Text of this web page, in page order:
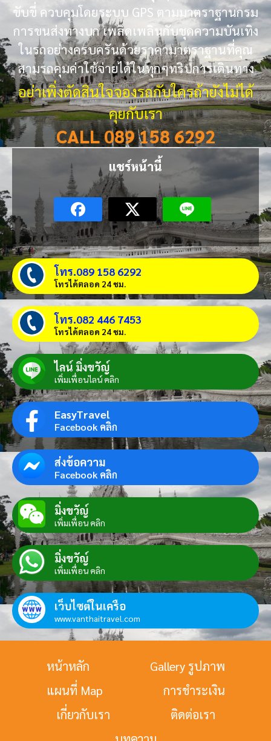
ขับขี่ ควบคุมโดยระบบ GPS ตามมาตราฐานกรม
การขนส่งทางบก เพลิดเพลินกับชุดความบันเทิง
ในรถอย่างครบครันด้วยราคามาตราฐานที่คุณ
สามรถคุมค่าใช้จ่ายได้ในทุกๆทริปการเดินทาง
อย่าเพิ่งตัดสินใจจองรถกับใครถ้ายังไม่ได้
คุยกับเรา
CALL 089 158 6292
แชร์หน้านี้
โทร.089 158 6292
โทรได้ตลอด 24 ชม.
โทร.082 446 7453
โทรได้ตลอด 24 ชม.
ไลน์ มิ่งขวัญ์
เพิ่มเพื่อนไลน์ คลิก
EasyTravel
Facebook คลิก
ส่งข้อความ
Facebook คลิก
มิ่งขวัญ์
เพิ่มเพื่อน คลิก
มิ่งขวัญ์
เพิ่มเพื่อน คลิก
เว็บไซต์ในเครือ
www.vanthaitravel.com
หน้าหลัก
Gallery รูปภาพ
แผนที่ Map
การชำระเงิน
เกี่ยวกับเรา
ติดต่อเรา